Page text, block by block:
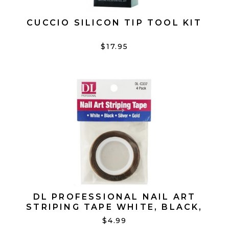
CUCCIO SILICON TIP TOOL KIT
$17.95
DL PROFESSIONAL NAIL ART
STRIPING TAPE WHITE, BLACK,
SILVER AND GOLD P/4 #DL-C337
$4.99